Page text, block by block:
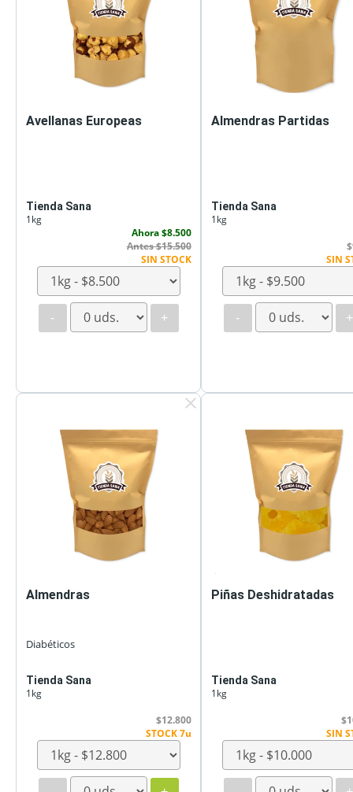
Avellanas Europeas
Tienda Sana
1kg
Ahora $8.500
Antes $15.500
SIN STOCK
- +
Almendras Partidas
Tienda Sana
1kg
SIN
- +
clear
Almendras
Diabéticos
Tienda Sana
1kg
$12.800
STOCK 7u
Piñas Deshidratadas
Tienda Sana
1kg
SIN